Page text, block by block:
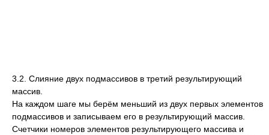
3.2. Слияние двух подмассивов в третий результирующий
массив.
На каждом шаге мы берём меньший из двух первых элементов
подмассивов и записываем его в результирующий массив.
Счетчики номеров элементов результирующего массива и